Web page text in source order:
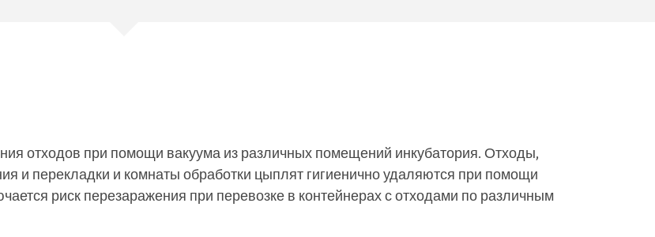
отходов при помощи вакуума из различных помещений инкубатория. Отходы,
и перекладки и комнаты обработки цыплят гигиенично удаляются при помощи
риск перезаражения при перевозке в контейнерах с отходами по различным